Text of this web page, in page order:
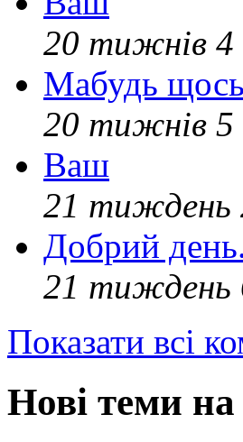
20 тижнів 4
Мабудь щось
20 тижнів 5
Ваш
21 тиждень
Добрий
21 тиждень
Показати всі
Нові теми